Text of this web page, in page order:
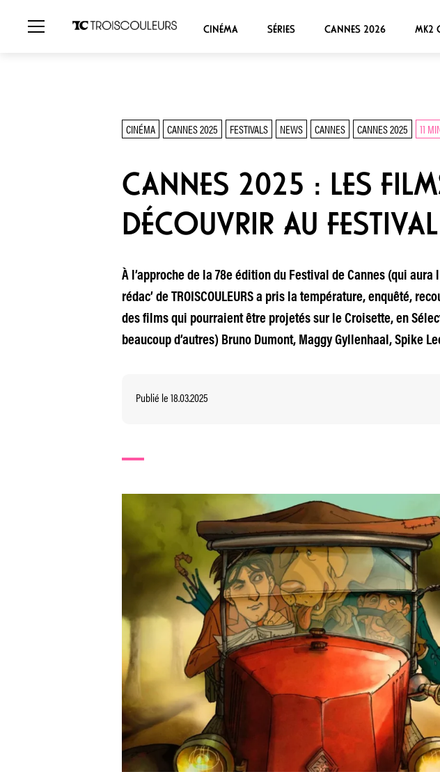
CINÉMA SÉRIES CANNES 2026 MK2
CINÉMA CANNES 2025 FESTIVALS NEWS CANNES CANNES 2025 11
CANNES 2025 : LES
DÉCOUVRIR AU
À l’approche de la 78e édition du Festival de Cannes (qui
rédac’ de TROISCOULEURS a pris la température, enquêté,
des films qui pourraient être projetés sur le Croisette, en
beaucoup d’autres) Bruno Dumont, Maggy Gyllenhaal, Spike
Publié le 18.03.2025